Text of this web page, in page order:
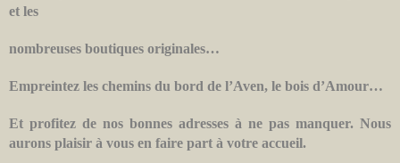
et les
nombreuses boutiques originales…
Empreintez les chemins du bord de l’Aven, le bois d’Amour…
Et profitez de nos bonnes adresses à ne pas manquer. Nous
aurons plaisir à vous en faire part à votre accueil.